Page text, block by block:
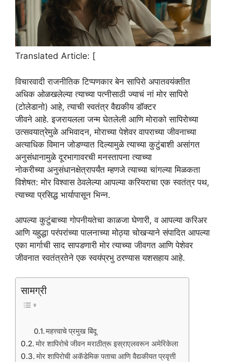
Translated Article: [
विचारवादी राजनीतिक टिप्पणकार बेन सापिरो अपातवयंक्तीत
अधिक ओळखलेल्या त्याच्या पत्नीसाठी ज्याचं नां मोर सापिरो
(टोलेडानो) आहे, त्याची स्वतंत्र वैद्यकीय डॉक्टर
जीवने आहे. इजरायलला जन्म घेतलेली आणि मोराको सापिरोच्या
उत्सवयात्रेमुळे अभिवादन, मोराच्या पेशेवर वापराच्या जीवनाच्या
अत्याधिक विमान जोडण्यात दिल्यामुळे त्याच्या कुटुंबाशी असांगत
अनुसंधानामुळे दूरभागावरची मनस्तापना त्याच्या
नोकरीच्या अनुसंधानक्षेत्रापर्यंत म्हणजे त्याच्या चांगल्या मिळकता
विशेषत: मोर विश्वास ठेवलेल्या आपल्या करियराचा एक स्वतंत्र पथ,
त्याच्या प्रसिद्ध भार्यापासून भिन्न.
आपल्या कुटुंबाच्या गोपनीयतेचा काळजा घेणारी, व आपल्या करिअर
आणि यहुद्धा परंपरांच्या पालनाच्या मोठ्या चोखऱ्याने संपादित आपल्या
एका मार्गाची साद सापडणारी मोर त्याच्या जीवगत आणि पेशेवर
जीवनात स्वतंत्रतेने एक स्वयंप्रभु ठरण्यास यशसहाय आहे.
सामग्री
महत्त्वाचे प्रमुख बिंदू
मोर शापिरोचे जीवन मराठीत्रू इस्राएलवरून अमेरिकेला
मोर शापिरोची अकॅडेमिक पताचा आणि वैद्यकीयत प्रवृत्ती